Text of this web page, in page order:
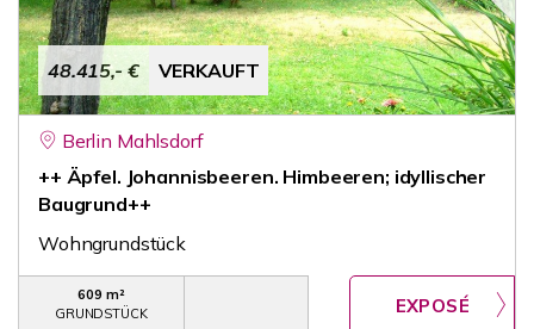
48.415,- € VERKAUFT
Berlin Mahlsdorf
++ Äpfel. Johannisbeeren. Himbeeren; idyllischer
Baugrund++
Wohngrundstück
609 m²
GRUNDSTÜCK